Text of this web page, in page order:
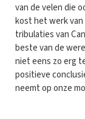
van de velen die
kost het werk
tribulaties van
beste van de
niet eens zo erg
positieve
neemt op onze